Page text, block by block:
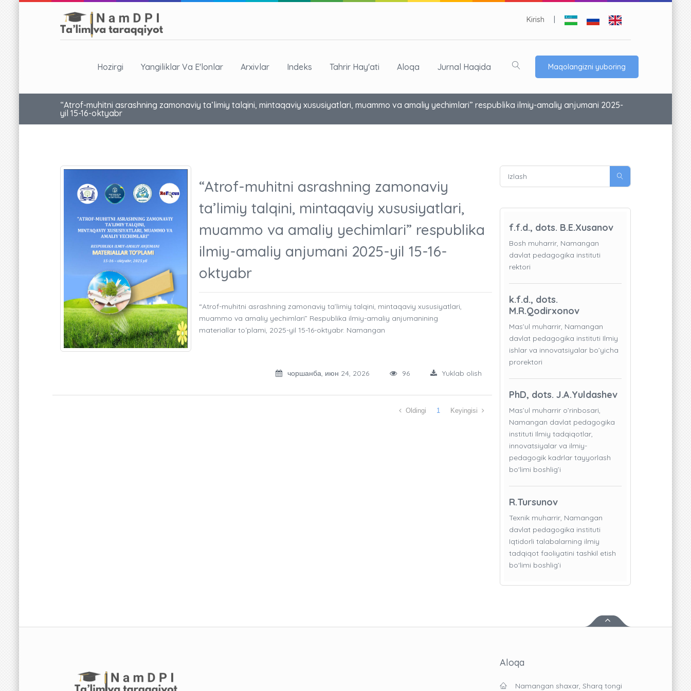
Kirish
Hozirgi Yangiliklar Va E'lonlar Arxivlar Indeks Tahrir Hay'ati Aloqa Jurnal Haqida Maqolangizni yuboring
“Atrof-muhitni asrashning zamonaviy ta’limiy talqini, mintaqaviy xususiyatlari, muammo va amaliy yechimlari” respublika ilmiy-amaliy anjumani 2025-
yil 15-16-oktyabr
“Atrof-muhitni asrashning zamonaviy
ta’limiy talqini, mintaqaviy xususiyatlari,
muammo va amaliy yechimlari” respublika
ilmiy-amaliy anjumani 2025-yil 15-16-
oktyabr
“Atrof-muhitni asrashning zamonaviy ta’limiy talqini, mintaqaviy xususiyatlari,
muammo va amaliy yechimlari” Respublika ilmiy-amaliy anjumanining
materiallar toʻplami, 2025-yil 15-16-oktyabr. Namangan
чоршанба, июн 24, 2026 96 Yuklab olish
Oldingi 1 Keyingisi
f.f.d., dots. B.E.Xusanov
Bosh muharrir, Namangan
davlat pedagogika instituti
rektori
k.f.d., dots.
M.R.Qodirxonov
Mas’ul muharrir, Namangan
davlat pedagogika instituti Ilmiy
ishlar va innovatsiyalar bo’yicha
prorektori
PhD, dots. J.A.Yuldashev
Mas’ul muharrir o’rinbosari,
Namangan davlat pedagogika
instituti Ilmiy tadqiqotlar,
innovatsiyalar va ilmiy-
pedagogik kadrlar tayyorlash
bo'limi boshlig’i
R.Tursunov
Texnik muharrir, Namangan
davlat pedagogika instituti
Iqtidorli talabalarning ilmiy
tadqiqot faoliyatini tashkil etish
bo'limi boshlig’i
Aloqa
Namangan shaxar, Sharq tongi